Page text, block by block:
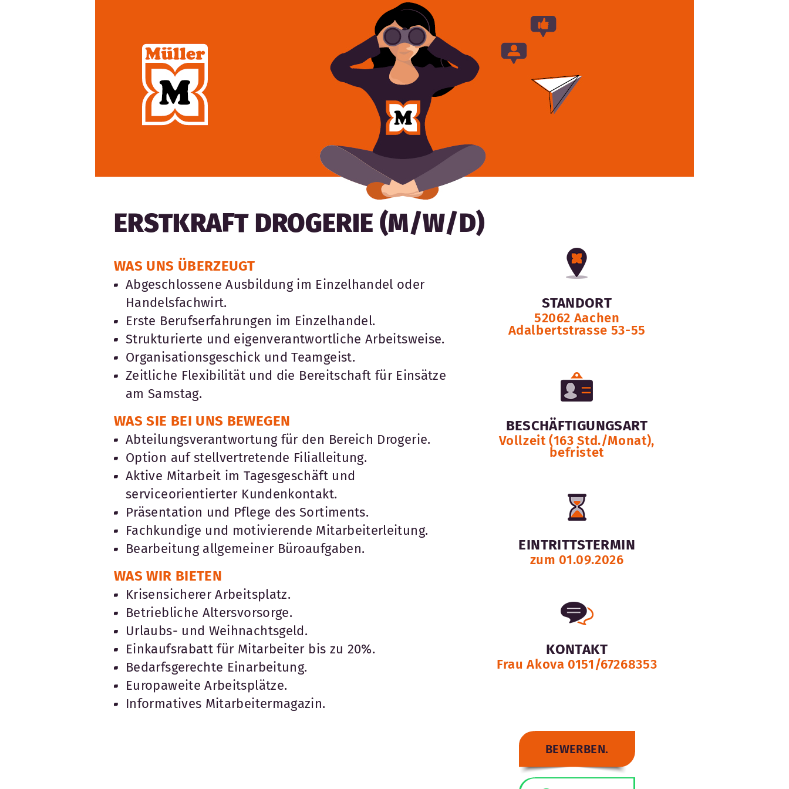
ERSTKRAFT DROGERIE (M/W/D)
WAS UNS ÜBERZEUGT
Abgeschlossene Ausbildung im Einzelhandel oder
Handelsfachwirt.
Erste Berufserfahrungen im Einzelhandel.
Strukturierte und eigenverantwortliche Arbeitsweise.
Organisationsgeschick und Teamgeist.
Zeitliche Flexibilität und die Bereitschaft für Einsätze
am Samstag.
WAS SIE BEI UNS BEWEGEN
Abteilungsverantwortung für den Bereich Drogerie.
Option auf stellvertretende Filialleitung.
Aktive Mitarbeit im Tagesgeschäft und
serviceorientierter Kundenkontakt.
Präsentation und Pflege des Sortiments.
Fachkundige und motivierende Mitarbeiterleitung.
Bearbeitung allgemeiner Büroaufgaben.
WAS WIR BIETEN
Krisensicherer Arbeitsplatz.
Betriebliche Altersvorsorge.
Urlaubs- und Weihnachtsgeld.
Einkaufsrabatt für Mitarbeiter bis zu 20%.
Bedarfsgerechte Einarbeitung.
Europaweite Arbeitsplätze.
Informatives Mitarbeitermagazin.
STANDORT
52062 Aachen
Adalbertstrasse 53-55
BESCHÄFTIGUNGSART
Vollzeit (163 Std./Monat),
befristet
EINTRITTSTERMIN
zum 01.09.2026
KONTAKT
Frau Akova 0151/67268353
BEWERBEN.